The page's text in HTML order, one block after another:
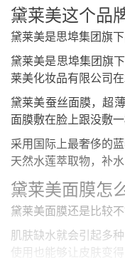
黛莱美这个品
黛莱美是思埠集团旗下
黛莱美是思埠集团旗
莱美化妆品有限公司
黛莱美蚕丝面膜，超
面膜敷在脸上跟没敷一
采用国际上最奢侈的
天然水莲萃取物，补
黛莱美面膜怎
黛莱美面膜还是比较
肌肤缺水就会引起多
使用也能够让皮肤变得